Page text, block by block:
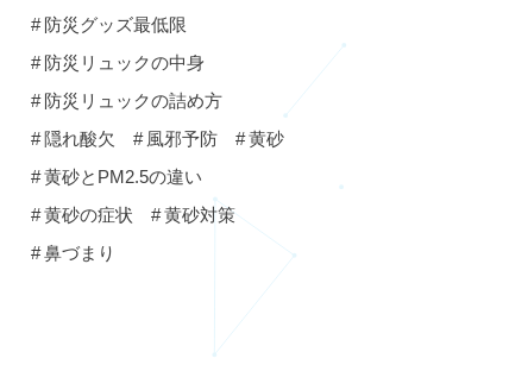
防災グッズ最低限
防災リュックの中身
防災リュックの詰め方
隠れ酸欠
風邪予防
黄砂
黄砂とPM2.5の違い
黄砂の症状
黄砂対策
鼻づまり